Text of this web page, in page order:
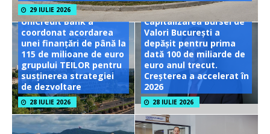
29 IULIE 2026
UniCredit Bank a
coordonat acordarea
unei finanțări de până la
115 de milioane de euro
grupului TEILOR pentru
susținerea strategiei
de dezvoltare
28 IULIE 2026
Capitalizarea Bursei de
Valori București a
depășit pentru prima
dată 100 de miliarde de
euro anul trecut.
Creșterea a accelerat în
2026
28 IULIE 2026